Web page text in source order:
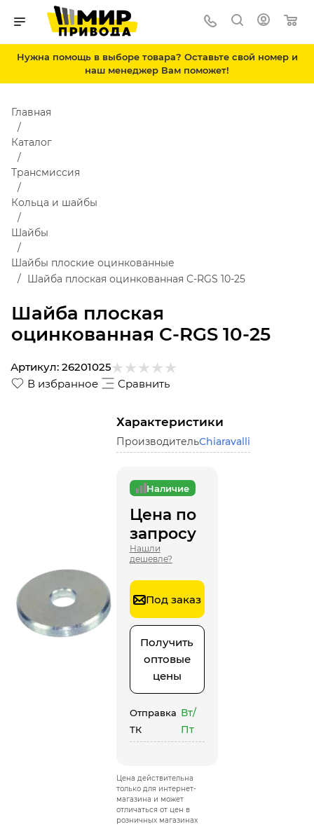
Нужна помощь в выборе товара? Оставьте свой номер и
наш менеджер Вам поможет!
Шайба плоская
оцинкованная C-RGS 10-25
Главная
Каталог
Трансмиссия
Кольца и шайбы
Шайбы
Шайбы плоские оцинкованные
Шайба плоская оцинкованная C-RGS 10-25
В избранное Сравнить
Артикул: 26201025
Характеристики
ПроизводительChiaravalli
Наличие
Цена по
запросу
Нашли
дешевле?
Под заказ
Получить
оптовые
цены
Отправка
ТК
Вт/
Пт
Цена действительна
только для интернет-
магазина и может
отличаться от цен в
розничных магазинах